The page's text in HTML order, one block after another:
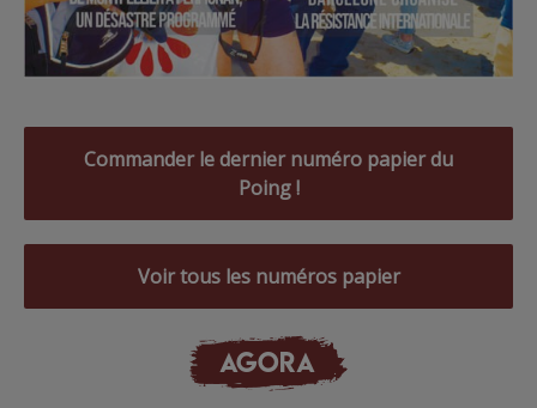
Commander le dernier numéro papier du
Poing !
Voir tous les numéros papier
AGORA